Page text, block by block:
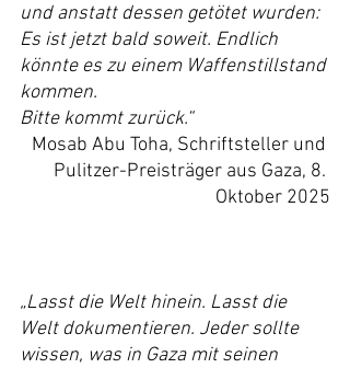
und anstatt dessen getötet wurden:
Es ist jetzt bald soweit. Endlich
könnte es zu einem Waffenstillstand
kommen.
Bitte kommt zurück.“
Mosab Abu Toha, Schriftsteller und
Pulitzer-Preisträger aus Gaza, 8.
Oktober 2025
„Lasst die Welt hinein. Lasst die
Welt dokumentieren. Jeder sollte
wissen, was in Gaza mit seinen